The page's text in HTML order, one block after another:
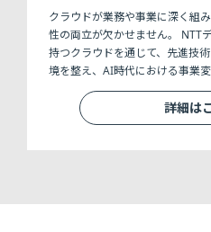
クラウドが業務や事業に深く組
性の両立が欠かせません。 NTT
持つクラウドを通じて、先進技
境を整え、AI時代における事業
詳細は